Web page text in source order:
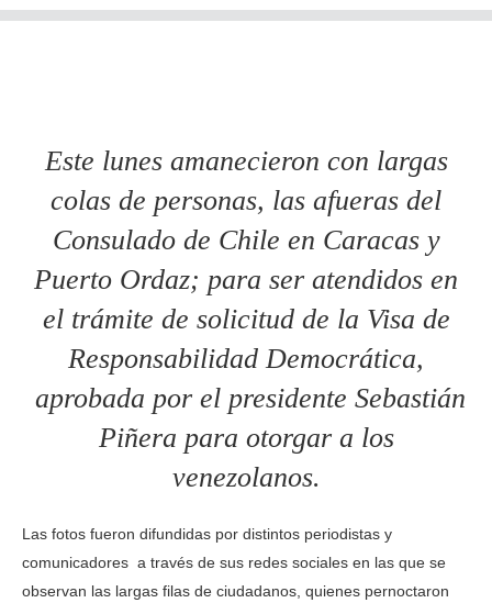
Este lunes amanecieron con largas
colas de personas, las afueras del
Consulado de Chile en Caracas y
Puerto Ordaz; para ser atendidos en
el trámite de solicitud de la Visa de
Responsabilidad Democrática,
aprobada por el presidente Sebastián
Piñera para otorgar a los
venezolanos.
Las fotos fueron difundidas por distintos periodistas y
comunicadores a través de sus redes sociales en las que se
observan las largas filas de ciudadanos, quienes pernoctaron